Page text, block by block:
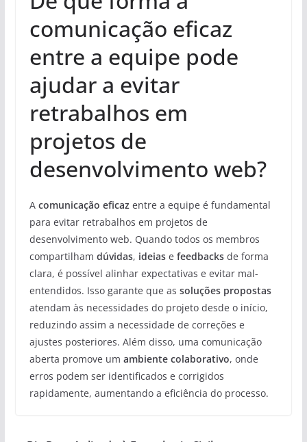
comunicação eficaz
entre a equipe pode
ajudar a evitar
retrabalhos em
projetos de
desenvolvimento web?
A comunicação eficazentre a equipe é fundamental
para evitar retrabalhos em projetos de
desenvolvimento web. Quando todos os membros
compartilham dúvidas, ideiase feedbacksde forma
clara, é possível alinhar expectativas e evitar mal-
entendidos. Isso garante que as soluções propostas
atendam às necessidades do projeto desde o início,
reduzindo assim a necessidade de correções e
ajustes posteriores. Além disso, uma comunicação
aberta promove um ambiente colaborativo, onde
erros podem ser identificados e corrigidos
rapidamente, aumentando a eficiência do processo.